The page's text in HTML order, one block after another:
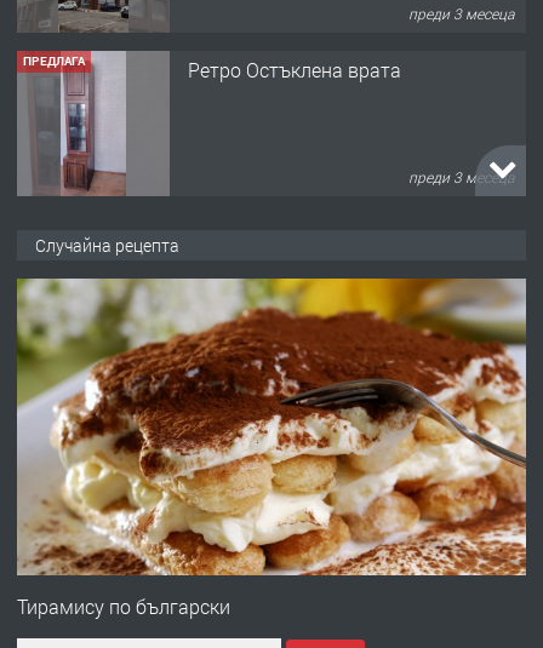
преди 3 месеца
ПРЕДЛАГА Ретро Остъклена врата
преди 3 месеца
преди 10 месеца
ПРЕДЛАГА
Професионална броячна машина -
със сертификат от ЕЦБ
преди 1 година
ПРЕДЛАГА
Професионална зеленчукорезачка
Случайна рецепта
Тирамису по български